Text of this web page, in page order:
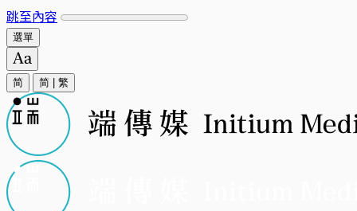
跳至內容
選單
简 简 繁